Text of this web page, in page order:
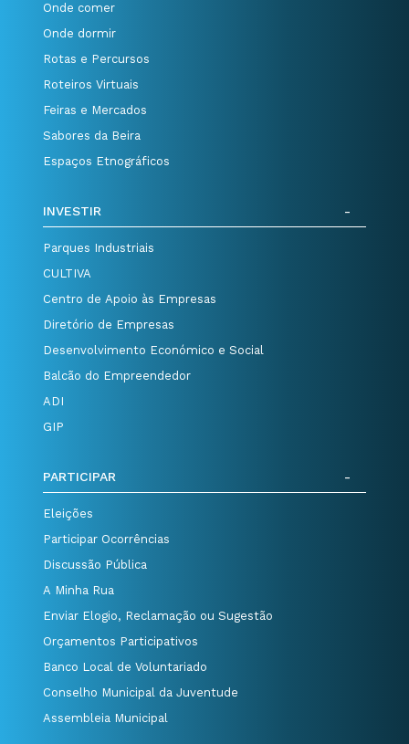
Onde comer
Onde dormir
Rotas e Percursos
Roteiros Virtuais
Feiras e Mercados
Sabores da Beira
Espaços Etnográficos
INVESTIR
Parques Industriais
CULTIVA
Centro de Apoio às Empresas
Diretório de Empresas
Desenvolvimento Económico e Social
Balcão do Empreendedor
ADI
GIP
PARTICIPAR
Eleições
Participar Ocorrências
Discussão Pública
A Minha Rua
Enviar Elogio, Reclamação ou Sugestão
Orçamentos Participativos
Banco Local de Voluntariado
Conselho Municipal da Juventude
Assembleia Municipal